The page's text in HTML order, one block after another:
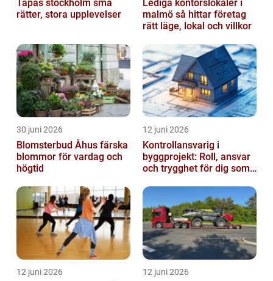
Tapas stockholm små
rätter, stora upplevelser
Lediga kontorslokaler i
malmö så hittar företag
rätt läge, lokal och villkor
30 juni 2026
Blomsterbud Åhus färska
blommor för vardag och
högtid
12 juni 2026
Kontrollansvarig i
byggprojekt: Roll, ansvar
och trygghet för dig som
12 juni 2026 12 juni 2026